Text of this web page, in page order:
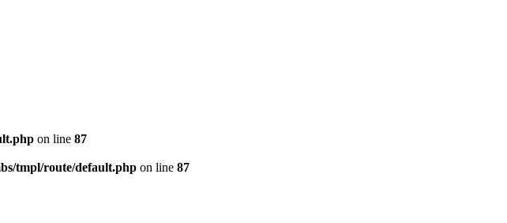
on line 87
tmpl/route/default.php on line 87